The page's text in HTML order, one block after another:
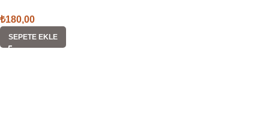
₺180,00
SEPETE EKLE